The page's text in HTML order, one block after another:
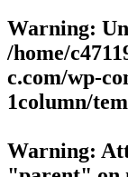
Warning:
/home/
c.com/wp-
1column/
Warning: